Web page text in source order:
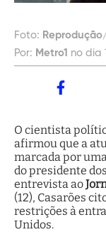
Foto:
Por: Metro1 no dia
O cientista
afirmou que a
marcada por
do presidente
entrevista ao
(12), Casarões
restrições à
Unidos.